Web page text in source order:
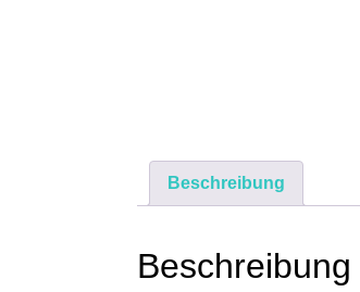
Beschreibung
Beschreibung